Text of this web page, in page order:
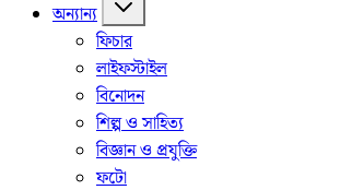
অন্যান্য
ফিচার
লাইফস্টাইল
বিনোদন
শিল্প ও সাহিত্য
বিজ্ঞান ও প্রযুক্তি
ফটো